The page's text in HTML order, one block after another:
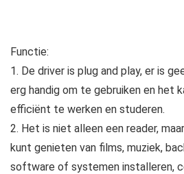
Functie:
1. De driver is plug and play, er is
erg handig om te gebruiken en het
efficiënt te werken en studeren.
2. Het is niet alleen een reader,
kunt genieten van films, muziek,
software of systemen installeren,